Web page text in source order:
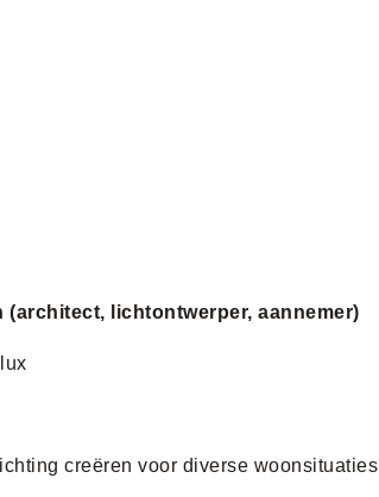
(architect, lichtontwerper, aannemer)
creëren voor diverse woonsituaties